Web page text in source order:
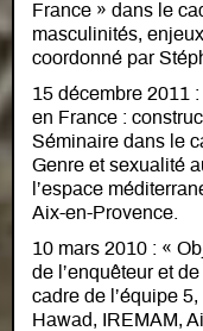
France » dans le
masculinités,
coordonné par
15 décembre 2011
en France :
Séminaire dans le
Genre et sexualité
l’espace
Aix-en-Provence.
10 mars 2010 : «
de l’enquêteur et
cadre de l’équipe
Hawad, IREMAM,